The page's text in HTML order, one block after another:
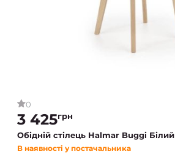
0
3 425грн
Обідній стілець Halmar Buggi Білий
В наявності у постачальника